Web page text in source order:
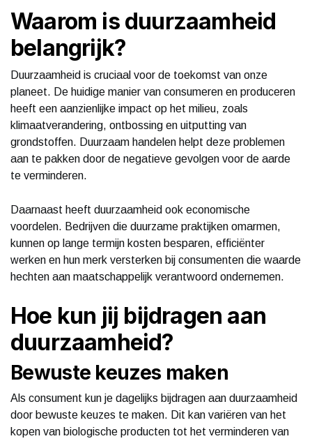
Waarom is duurzaamheid
belangrijk?
Duurzaamheid is cruciaal voor de toekomst van onze
planeet. De huidige manier van consumeren en produceren
heeft een aanzienlijke impact op het milieu, zoals
klimaatverandering, ontbossing en uitputting van
grondstoffen. Duurzaam handelen helpt deze problemen
aan te pakken door de negatieve gevolgen voor de aarde
te verminderen.
Daarnaast heeft duurzaamheid ook economische
voordelen. Bedrijven die duurzame praktijken omarmen,
kunnen op lange termijn kosten besparen, efficiënter
werken en hun merk versterken bij consumenten die waarde
hechten aan maatschappelijk verantwoord ondernemen.
Hoe kun jij bijdragen aan
duurzaamheid?
Bewuste keuzes maken
Als consument kun je dagelijks bijdragen aan duurzaamheid
door bewuste keuzes te maken. Dit kan variëren van het
kopen van biologische producten tot het verminderen van